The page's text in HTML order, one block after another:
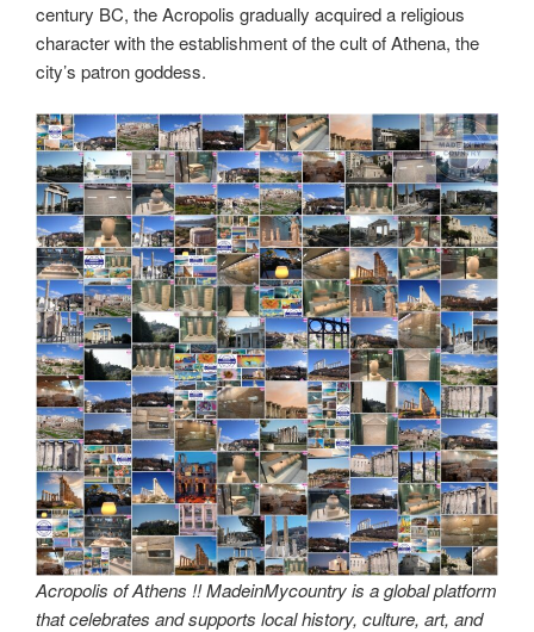
century BC, the Acropolis gradually acquired a religious
character with the establishment of the cult of Athena, the
city’s patron goddess.
Acropolis of Athens !! MadeinMycountry is a global platform
that celebrates and supports local history, culture, art, and